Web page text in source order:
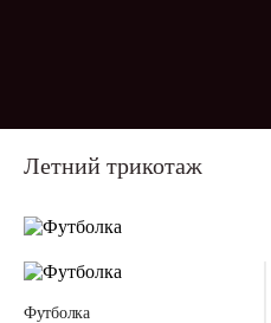
Летний трикотаж
Футболка